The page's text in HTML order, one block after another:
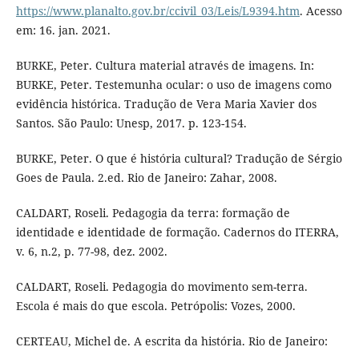
https://www.planalto.gov.br/ccivil_03/Leis/L9394.htm. Acesso
em: 16. jan. 2021.
BURKE, Peter. Cultura material através de imagens. In:
BURKE, Peter. Testemunha ocular: o uso de imagens como
evidência histórica. Tradução de Vera Maria Xavier dos
Santos. São Paulo: Unesp, 2017. p. 123-154.
BURKE, Peter. O que é história cultural? Tradução de Sérgio
Goes de Paula. 2.ed. Rio de Janeiro: Zahar, 2008.
CALDART, Roseli. Pedagogia da terra: formação de
identidade e identidade de formação. Cadernos do ITERRA,
v. 6, n.2, p. 77-98, dez. 2002.
CALDART, Roseli. Pedagogia do movimento sem-terra.
Escola é mais do que escola. Petrópolis: Vozes, 2000.
CERTEAU, Michel de. A escrita da história. Rio de Janeiro: